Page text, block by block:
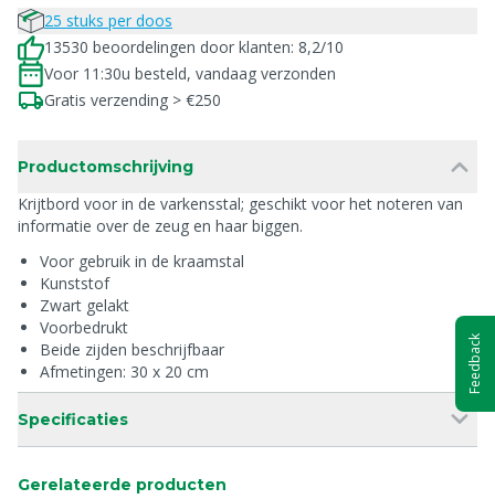
25 stuks per doos
13530 beoordelingen door klanten: 8,2/10
Voor 11:30u besteld, vandaag verzonden
Gratis verzending > €250
Productomschrijving
Krijtbord voor in de varkensstal; geschikt voor het noteren van
informatie over de zeug en haar biggen.
Voor gebruik in de kraamstal
Kunststof
Zwart gelakt
Voorbedrukt
Beide zijden beschrijfbaar
Afmetingen: 30 x 20 cm
Specificaties
Gerelateerde producten
Feedback